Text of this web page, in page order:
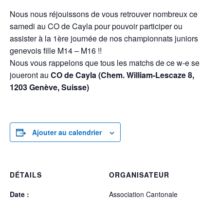
Nous nous réjouissons de vous retrouver nombreux ce
samedi au CO de Cayla pour pouvoir participer ou
assister à la 1ère journée de nos championnats juniors
genevois fille M14 – M16 !!
Nous vous rappelons que tous les matchs de ce w-e se
joueront au CO de Cayla (Chem. William-Lescaze 8,
1203 Genève, Suisse)
Ajouter au calendrier
DÉTAILS
Date :
ORGANISATEUR
Association Cantonale